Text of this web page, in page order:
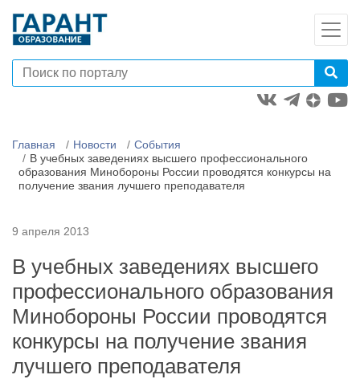
Главная Новости
События
В учебных заведениях высшего профессионального
образования Минобороны России проводятся конкурсы на
получение звания лучшего преподавателя
9 апреля 2013
В учебных заведениях высшего
профессионального образования
Минобороны России проводятся
конкурсы на получение звания
лучшего преподавателя